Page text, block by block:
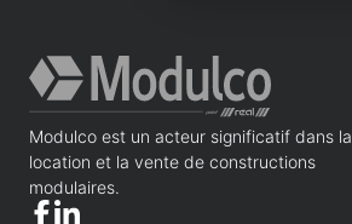
Modulco est un acteur significatif dans la
location et la vente de constructions
modulaires.